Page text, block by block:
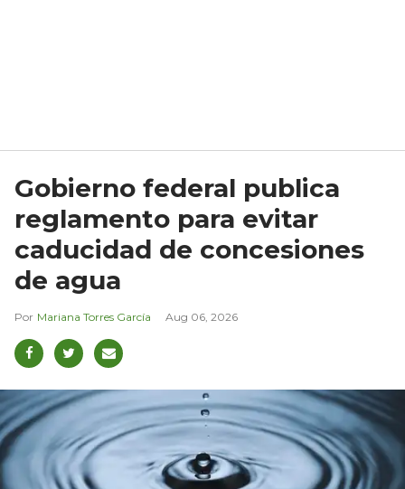
Gobierno federal publica
reglamento para evitar
caducidad de concesiones
de agua
Mariana Torres García Aug 06, 2026